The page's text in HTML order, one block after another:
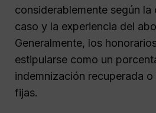
considerablemente según la
caso y la experiencia del
Generalmente, los
estipularse como un
indemnización recuperada
fijas.